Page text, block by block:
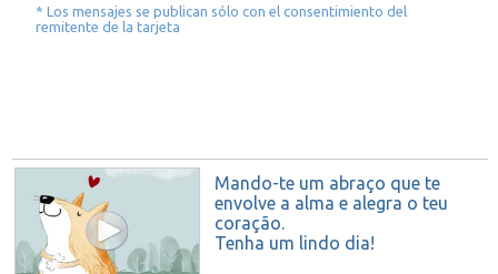
* Los mensajes se publican sólo con el consentimiento del
remitente de la tarjeta
Mando-te um abraço que te
envolve a alma e alegra o teu
coração.
Tenha um lindo dia!